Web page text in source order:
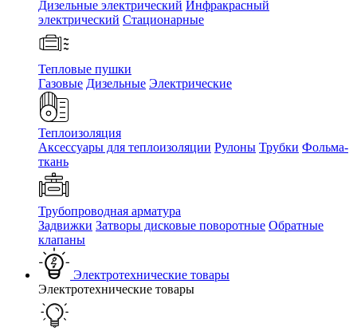
Дизельные электрический Инфракрасный
электрический Стационарные
Тепловые пушки
Газовые Дизельные Электрические
Теплоизоляция
Аксессуары для теплоизоляции Рулоны Трубки Фольма-
ткань
Трубопроводная арматура
Задвижки Затворы дисковые поворотные Обратные
клапаны
Электротехнические товары
Электротехнические товары